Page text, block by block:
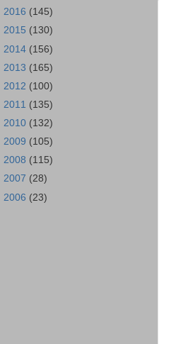
2016 (145)
2015 (130)
2014 (156)
2013 (165)
2012 (100)
2011 (135)
2010 (132)
2009 (105)
2008 (115)
2007 (28)
2006 (23)